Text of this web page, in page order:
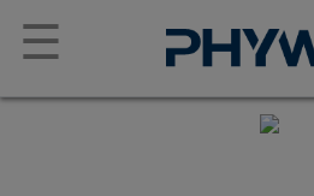
☰